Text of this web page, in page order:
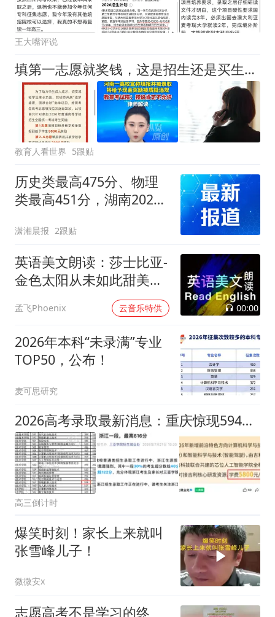
王大嘴评说
填第一志愿就奖钱，这是招生还是买生源？河南一高校被考试院点名，三年前那所更离谱
教育人看世界 5跟贴
历史类最高475分、物理
类最高451分，湖南2026
炉
潇湘晨报 2跟贴
英语美文朗读：莎士比亚-
金色太阳从未如此甜美吻
孟飞Phoenix 云音乐特供 00:00
2026年本科“未录满”专业
TOP50，公布！
麦可思研究
2026高考录取最新消息：重庆惊现594高分考生投档专科！太疯狂了
高三倒计时
爆笑时刻！家长上来就叫
张雪峰儿子！
微微安x
志愿高考不是学习的终